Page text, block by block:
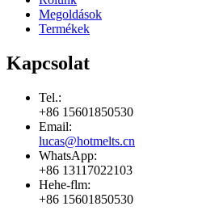
Megoldások
Termékek
Kapcsolat
Tel.:
+86 15601850530
Email:
lucas@hotmelts.cn
WhatsApp:
+86 13117022103
Hehe-flm:
+86 15601850530